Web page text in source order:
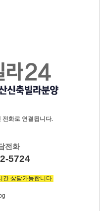
전화로 연결됩니다.
전화
5724
간 상담가능합니다.